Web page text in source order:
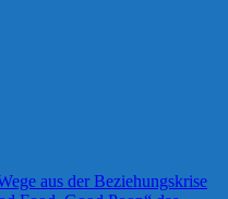
aus der Beziehungskrise